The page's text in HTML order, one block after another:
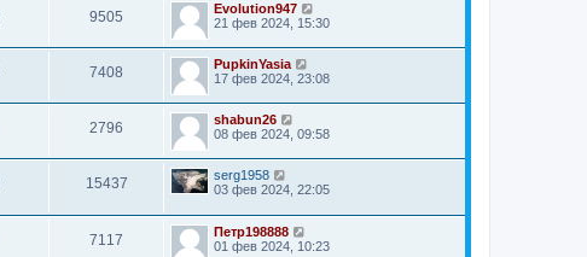
9505
Evolution947
21 фев 2024, 15:30
7408
PupkinYasia
17 фев 2024, 23:08
2796
shabun26
08 фев 2024, 09:58
15437
serg1958
03 фев 2024, 22:05
7117
Петр198888
01 фев 2024, 10:23